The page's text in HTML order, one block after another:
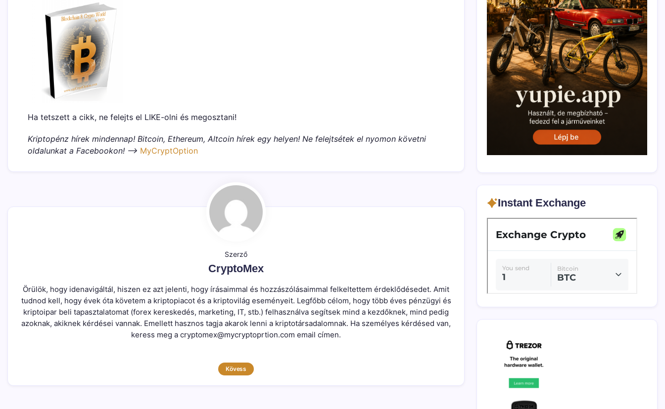
Ha tetszett a cikk, ne felejts el LIKE-olni és megosztani!
Kriptopénz hírek mindennap! Bitcoin, Ethereum, Altcoin hírek egy helyen! Ne felejtsétek el nyomon követni
oldalunkat a Facebookon! –> MyCryptOption
Szerző
CryptoMex
Örülök, hogy idenavigáltál, hiszen ez azt jelenti, hogy írásaimmal és hozzászólásaimmal felkeltettem érdeklődésedet. Amit
tudnod kell, hogy évek óta követem a kriptopiacot és a kriptovilág eseményeit. Legfőbb célom, hogy több éves pénzügyi és
kriptoipar beli tapasztalatomat (forex kereskedés, marketing, IT, stb.) felhasználva segítsek mind a kezdőknek, mind pedig
azoknak, akiknek kérdései vannak. Emellett hasznos tagja akarok lenni a kriptotársadalomnak. Ha személyes kérdésed van,
keress meg a cryptomex@mycryptoprtion.com email címen.
Kövess
Instant Exchange